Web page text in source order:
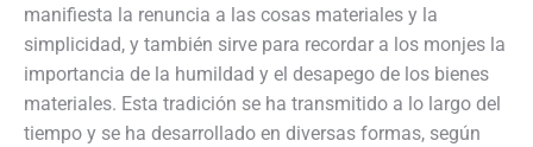
manifiesta la renuncia a las cosas materiales y la
simplicidad, y también sirve para recordar a los monjes la
importancia de la humildad y el desapego de los bienes
materiales. Esta tradición se ha transmitido a lo largo del
tiempo y se ha desarrollado en diversas formas, según